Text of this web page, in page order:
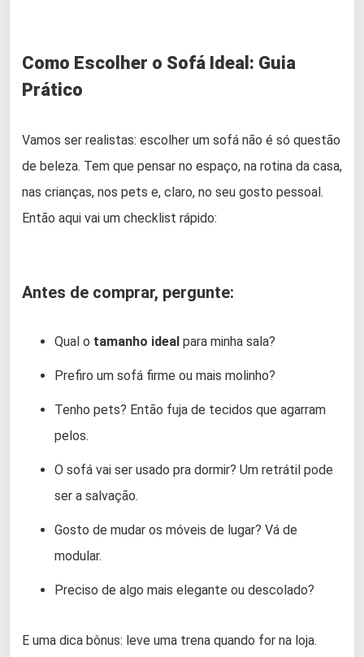
Como Escolher o Sofá Ideal: Guia
Prático
Vamos ser realistas: escolher um sofá não é só questão
de beleza. Tem que pensar no espaço, na rotina da casa,
nas crianças, nos pets e, claro, no seu gosto pessoal.
Então aqui vai um checklist rápido:
Antes de comprar, pergunte:
Qual o tamanho ideal para minha sala?
Prefiro um sofá firme ou mais molinho?
Tenho pets? Então fuja de tecidos que agarram
pelos.
O sofá vai ser usado pra dormir? Um retrátil pode
ser a salvação.
Gosto de mudar os móveis de lugar? Vá de
modular.
Preciso de algo mais elegante ou descolado?
E uma dica bônus: leve uma trena quando for na loja.